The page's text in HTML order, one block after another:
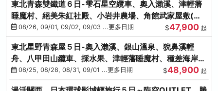
東北青森雙鐵道６日-雫石星空纜車、奧入瀨溪、津輕藩
睡魔村、絕美朱紅社殿、小岩井農場、角館武家屋敷(不
進免稅店)
08/26, 09/01, 09/02, 09/03 ...更多日期 $47,900 起
東北星野青森屋５日-奧入瀨溪、銀山溫泉、猊鼻溪輕
舟、八甲田山纜車、採水果、津輕藩睡魔村、種差海岸、
法式料理(不進免稅店)
08/25, 08/28, 08/31, 09/01 ...更多日期 $48,900 起